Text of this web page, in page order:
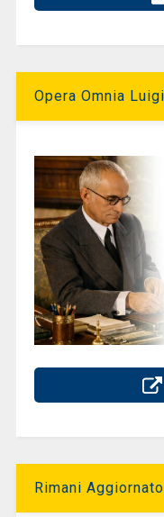
Opera Omnia
Rimani Aggiornato